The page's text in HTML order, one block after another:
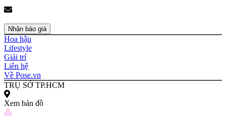
Nhận báo giá
Hoa hậu
Lifestyle
Giải trí
Liên hệ
Về Pose.vn
TRỤ SỞ TP.HCM
Xem bản đồ